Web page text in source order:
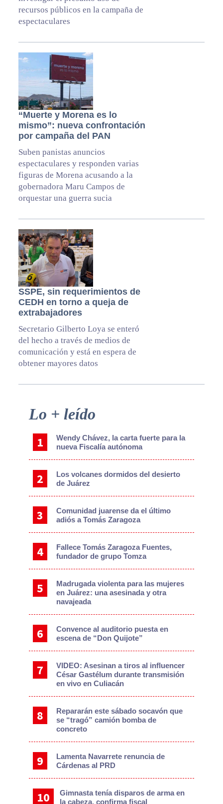
recursos públicos en la campaña de
espectaculares
“Muerte y Morena es lo
mismo”: nueva confrontación
por campaña del PAN
Suben panistas anuncios
espectaculares y responden varias
figuras de Morena acusando a la
gobernadora Maru Campos de
orquestar una guerra sucia
SSPE, sin requerimientos de
CEDH en torno a queja de
extrabajadores
Secretario Gilberto Loya se enteró
del hecho a través de medios de
comunicación y está en espera de
obtener mayores datos
Primary
Lo + leído
Wendy Chávez, la carta fuerte para la
nueva Fiscalía autónoma
Los volcanes dormidos del desierto
de Juárez
Comunidad juarense da el último
adiós a Tomás Zaragoza
Fallece Tomás Zaragoza Fuentes,
fundador de grupo Tomza
Madrugada violenta para las mujeres
en Juárez: una asesinada y otra
navajeada
Convence al auditorio puesta en
escena de “Don Quijote”
VIDEO: Asesinan a tiros al influencer
César Gastélum durante transmisión
en vivo en Culiacán
Repararán este sábado socavón que
se “tragó” camión bomba de
concreto
Lamenta Navarrete renuncia de
Cárdenas al PRD
Gimnasta tenía disparos de arma en
la cabeza, confirma fiscal